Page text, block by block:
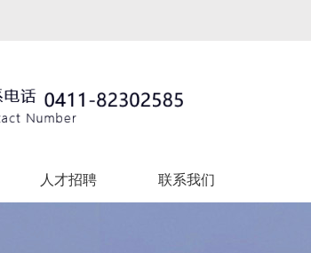
人才招聘 联系我们